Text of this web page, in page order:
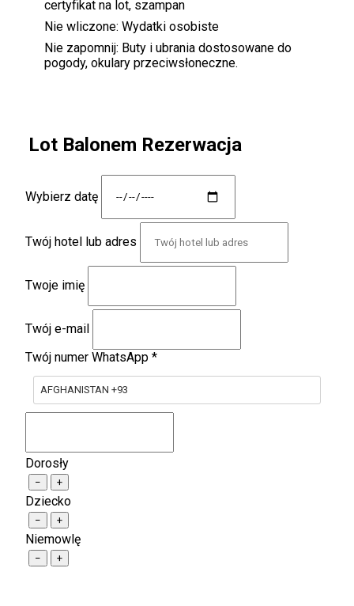
certyfikat na lot, szampan
Nie wliczone: Wydatki osobiste
Nie zapomnij: Buty i ubrania dostosowane do
pogody, okulary przeciwsłoneczne.
Lot Balonem Rezerwacja
Wybierz datę
Twój hotel lub adres
Twoje imię
Twój e-mail
Twój numer WhatsApp *
AFGHANISTAN +93
Dorosły
− +
Dziecko
− +
Niemowlę
− +